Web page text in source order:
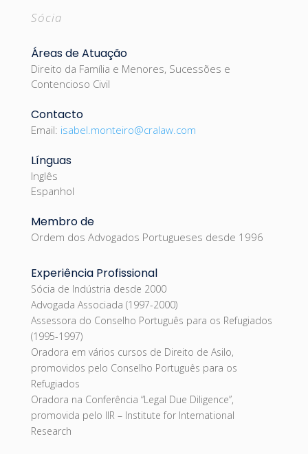
Sócia
Áreas de Atuação
Direito da Família e Menores, Sucessões e
Contencioso Civil
Contacto
Email: isabel.monteiro@cralaw.com
Línguas
Inglês
Espanhol
Membro de
Ordem dos Advogados Portugueses desde 1996
Experiência Profissional
Sócia de Indústria desde 2000
Advogada Associada (1997-2000)
Assessora do Conselho Português para os Refugiados
(1995-1997)
Oradora em vários cursos de Direito de Asilo,
promovidos pelo Conselho Português para os
Refugiados
Oradora na Conferência “Legal Due Diligence”,
promovida pelo IIR – Institute for International
Research